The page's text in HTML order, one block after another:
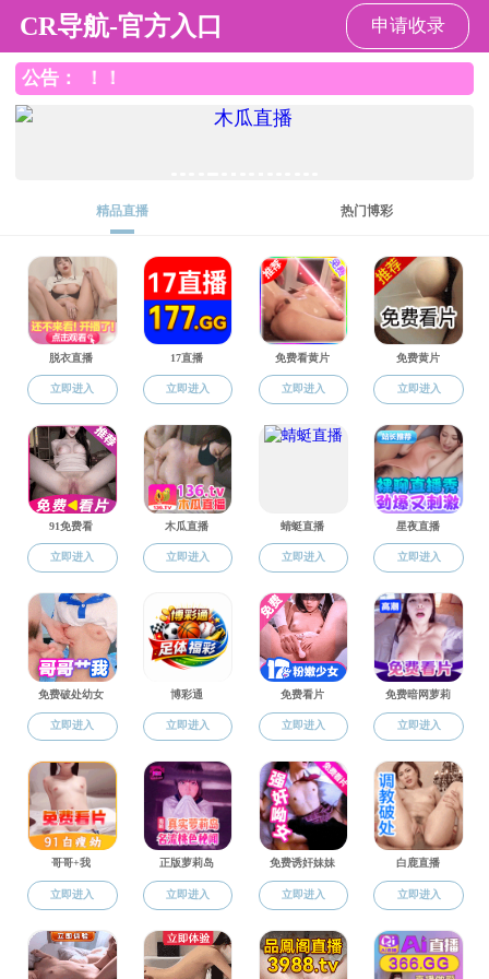
打飞机
手机打飞机幻灯
当前位置：打飞机 手机打飞机幻灯
banner02
发布时间:2019-11-13 浏览次数: 目标站当前地址无法打开! 作者:
来源:打飞机 责任编辑: